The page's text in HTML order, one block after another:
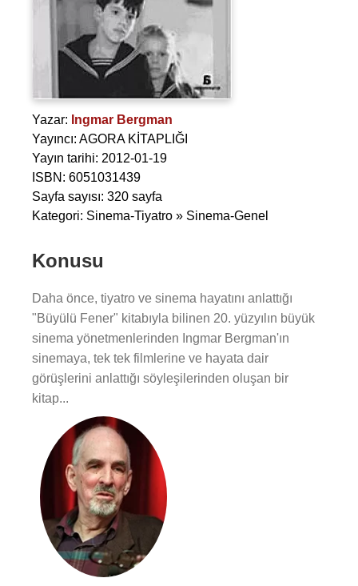
Yazar: Ingmar Bergman
Yayıncı: AGORA KİTAPLIĞI
Yayın tarihi: 2012-01-19
ISBN: 6051031439
Sayfa sayısı: 320 sayfa
Kategori: Sinema-Tiyatro » Sinema-Genel
Konusu
Daha önce, tiyatro ve sinema hayatını anlattığı
"Büyülü Fener" kitabıyla bilinen 20. yüzyılın büyük
sinema yönetmenlerinden Ingmar Bergman'ın
sinemaya, tek tek filmlerine ve hayata dair
görüşlerini anlattığı söyleşilerinden oluşan bir
kitap...